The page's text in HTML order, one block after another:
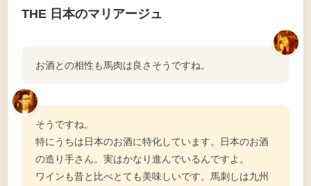
THE 日本のマリアージュ
お酒との相性も馬肉は良さそうですね。
そうですね。
特にうちは日本のお酒に特化しています。日本のお酒
の造り手さん。実はかなり進んでいるんですよ。
ワインも昔と比べとても美味しいです。馬刺しは九州